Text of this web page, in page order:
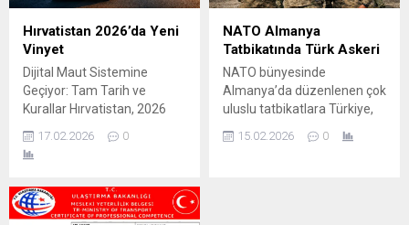
takip etmek ve güvenli sürüş
planı yapmak mümkün hale
geliyor. Sılakeş Telsiz
sizleri...
karşı “Operation Epic Fury”
adı verilen kapsamlı bir
ortak...
Hırvatistan 2026’da Yeni
Vinyet
Dijital Maut Sistemine
Geçiyor: Tam Tarih ve
Kurallar Hırvatistan, 2026
köklü şekilde dönüştürüyor.
Ülke şu anda gişelerde elle
edilen klasik mesafe-bazlı
ücret sistemini dijital vinyet /
17.02.2026 0
NATO Almanya
Tatbikatında Türk Askeri
NATO bünyesinde
Almanya’da düzenlenen çok
uluslu tatbikatlara Türkiye,
katkısıyla katılım sağladı.
15.02.2026 0